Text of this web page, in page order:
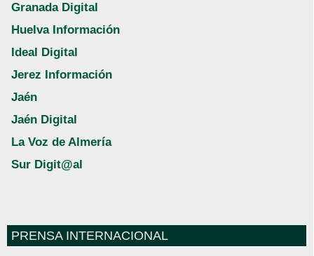
Granada Digital
Huelva Información
Ideal Digital
Jerez Información
Jaén
Jaén Digital
La Voz de Almería
Sur Digit@al
PRENSA INTERNACIONAL